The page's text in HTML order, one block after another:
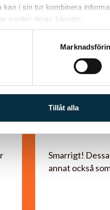
i sin tur kombinera
använt deras tjänster.
Tillåt alla
Paleo
Smarrigt!
annat också